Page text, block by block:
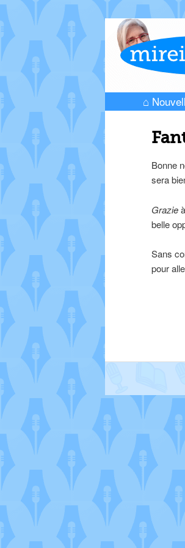
Main menuSkip to
Skip to
⌂
Bonne
sera
Grazie
belle
Sans
pour